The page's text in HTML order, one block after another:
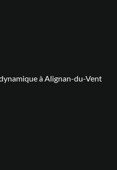
à Alignan-du-Vent